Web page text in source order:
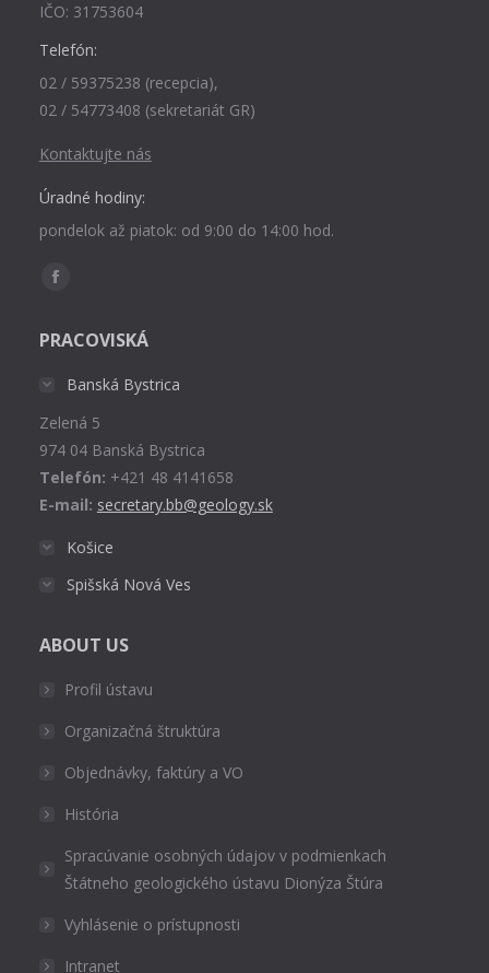
IČO: 31753604
Telefón:
02 / 59375238 (recepcia),
02 / 54773408 (sekretariát GR)
Kontaktujte nás
Úradné hodiny:
pondelok až piatok: od 9:00 do 14:00 hod.
Find us on:
Facebook
opens
window
PRACOVISKÁ
Banská Bystrica
Zelená 5
974 04 Banská Bystrica
Telefón: +421 48 4141658
E-mail: secretary.bb@geology.sk
Košice
Spišská Nová Ves
ABOUT US
Profil ústavu
Organizačná štruktúra
Objednávky, faktúry a VO
História
Spracúvanie osobných údajov v podmienkach
Štátneho geologického ústavu Dionýza Štúra
Vyhlásenie o prístupnosti
Intranet